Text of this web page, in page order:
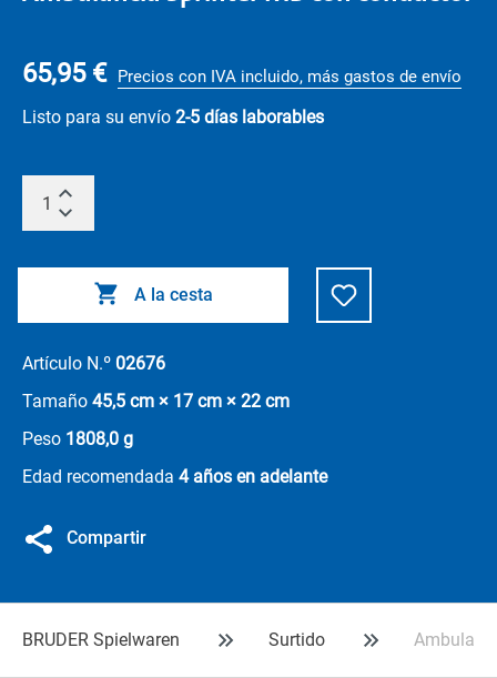
65,95 € Precios con IVA incluido, más gastos de envío
Listo para su envío 2-5 días laborables
A la cesta
Artículo N.º 02676
Tamaño 45,5 cm × 17 cm × 22 cm
Peso 1808,0 g
Edad recomendada 4 años en adelante
Compartir
BRUDER Spielwaren Surtido